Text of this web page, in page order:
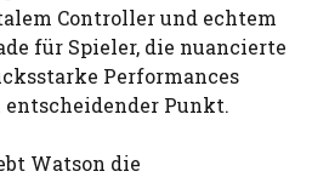
Controller und echtem
für Spieler, die nuancierte
Performances
Punkt.
Watson die